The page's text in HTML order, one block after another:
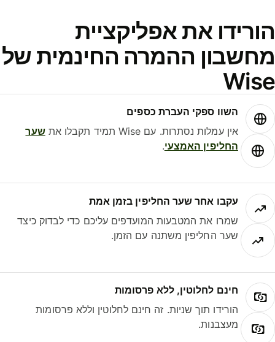
את אפליקציית
ההמרה החינמית של
השוו ספקי העברת כספים
אין עמלות נסתרות. עם Wise תמיד תקבלו את
שער
החליפין האמצעי.
עקבו אחר שער החליפין בזמן אמת
שמרו את המטבעות המועדפים עליכם כדי לבדוק כיצד
שער החליפין משתנה עם הזמן.
חינם לחלוטין, ללא פרסומות
הורידו תוך שניות. זה חינם לחלוטין וללא פרסומות
מעצבנות.